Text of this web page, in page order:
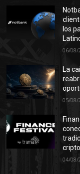
los
06/08/
La
05/08/
cripto
04/08/